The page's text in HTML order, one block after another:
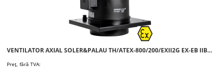
VENTILATOR AXIAL SOLER&PALAU TH/ATEX-800/200/EXII2G EX-EB IIBT3 GB
Preţ, fără TVA: